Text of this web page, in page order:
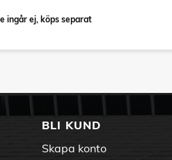
ingår ej, köps separat
BLI KUND
Skapa konto